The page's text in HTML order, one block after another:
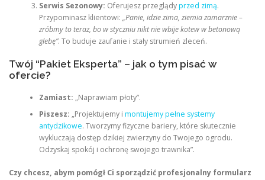
Serwis Sezonowy: Oferujesz przeglądyprzed zimą.
Przypominasz klientowi: „Panie, idzie zima, ziemia zamarznie –
zróbmy to teraz, bo w styczniu nikt nie wbije kotew w betonową
glebę”. To buduje zaufanie i stały strumień zleceń.
Twój “Pakiet Eksperta” – jak o tym pisać w
ofercie?
Zamiast: „Naprawiam płoty”.
Piszesz: „Projektujemy i montujemy pełne systemy
antydzikowe. Tworzymy fizyczne bariery, które skutecznie
wykluczają dostęp dzikiej zwierzyny do Twojego ogrodu.
Odzyskaj spokój i ochronę swojego trawnika”.
Czy chcesz, abym pomógł Ci sporządzić profesjonalny formularz